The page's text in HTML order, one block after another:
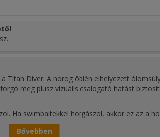
Titan Diver. A horog öblén elhelyezett
meg plusz vizuális csalogató hatást
Ha swimbaitekkel horgászol, akkor ez az a
„terepmunka” alátámasztja a horog
Bővebben